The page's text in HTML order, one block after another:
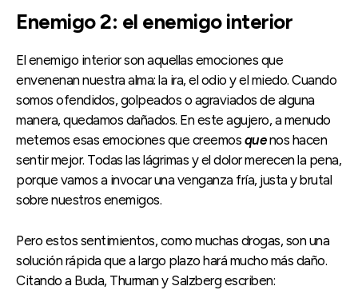
Enemigo 2: el enemigo interior
El enemigo interior son aquellas emociones que
envenenan nuestra alma: la ira, el odio y el miedo. Cuando
somos ofendidos, golpeados o agraviados de alguna
manera, quedamos dañados. En este agujero, a menudo
metemos esas emociones que creemos quenos hacen
sentir mejor. Todas las lágrimas y el dolor merecen la pena,
porque vamos a invocar una venganza fría, justa y brutal
sobre nuestros enemigos.
Pero estos sentimientos, como muchas drogas, son una
solución rápida que a largo plazo hará mucho más daño.
Citando a Buda, Thurman y Salzberg escriben: